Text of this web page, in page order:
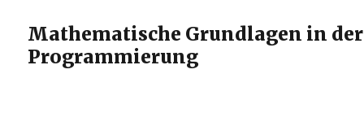
Mathematische Grundlagen in der
Programmierung